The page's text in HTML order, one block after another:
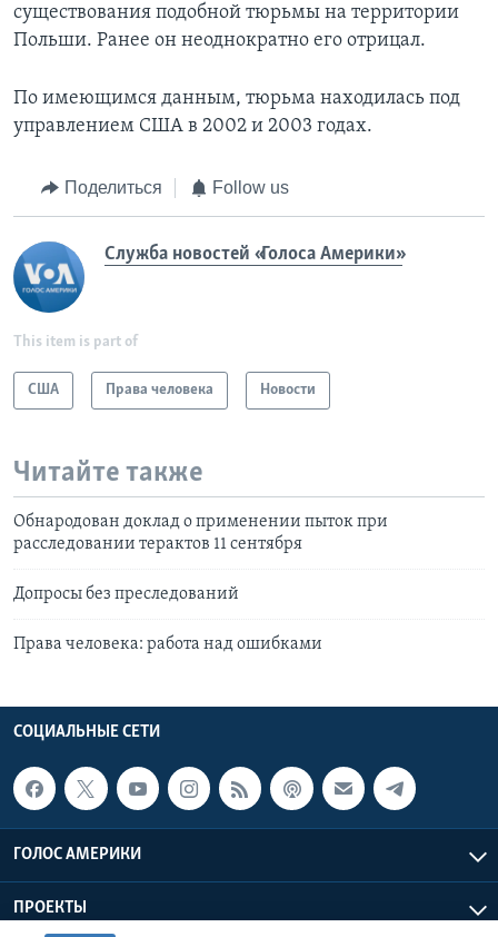
существования подобной тюрьмы на территории
Польши. Ранее он неоднократно его отрицал.
По имеющимся данным, тюрьма находилась под
управлением США в 2002 и 2003 годах.
Поделиться Follow us
Служба новостей «Голоса Америки»
This item is part of
США Права человека Новости
Читайте также
Обнародован доклад о применении пыток при
расследовании терактов 11 сентября
Допросы без преследований
Права человека: работа над ошибками
СОЦИАЛЬНЫЕ СЕТИ
ГОЛОС АМЕРИКИ
ПРОЕКТЫ